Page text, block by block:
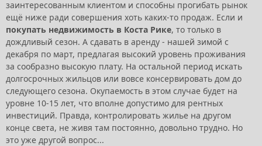
заинтересованным клиентом и способны прогибать рынок
ещё ниже ради совершения хоть каких-то продаж. Если и
покупать недвижимость в Коста Рике, то только в
дождливый сезон. А сдавать в аренду - нашей зимой с
декабря по март, предлагая высокий уровень проживания
за сообразно высокую плату. На остальной период искать
долгосрочных жильцов или вовсе консервировать дом до
следующего сезона. Окупаемость в этом случае будет на
уровне 10-15 лет, что вполне допустимо для рентных
инвестиций. Правда, контролировать жилье на другом
конце света, не живя там постоянно, довольно трудно. Но
это уже другой вопрос...